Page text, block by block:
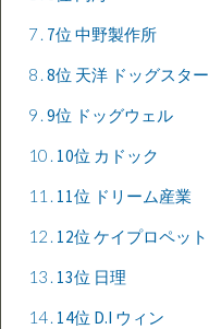
7 7位 中野製作所
8 8位 天洋 ドッグスター
9 9位 ドッグウェル
10 10位 カドック
11 11位 ドリーム産業
12 12位 ケイプロペット
13 13位 日理
14 14位 D.I ウィン